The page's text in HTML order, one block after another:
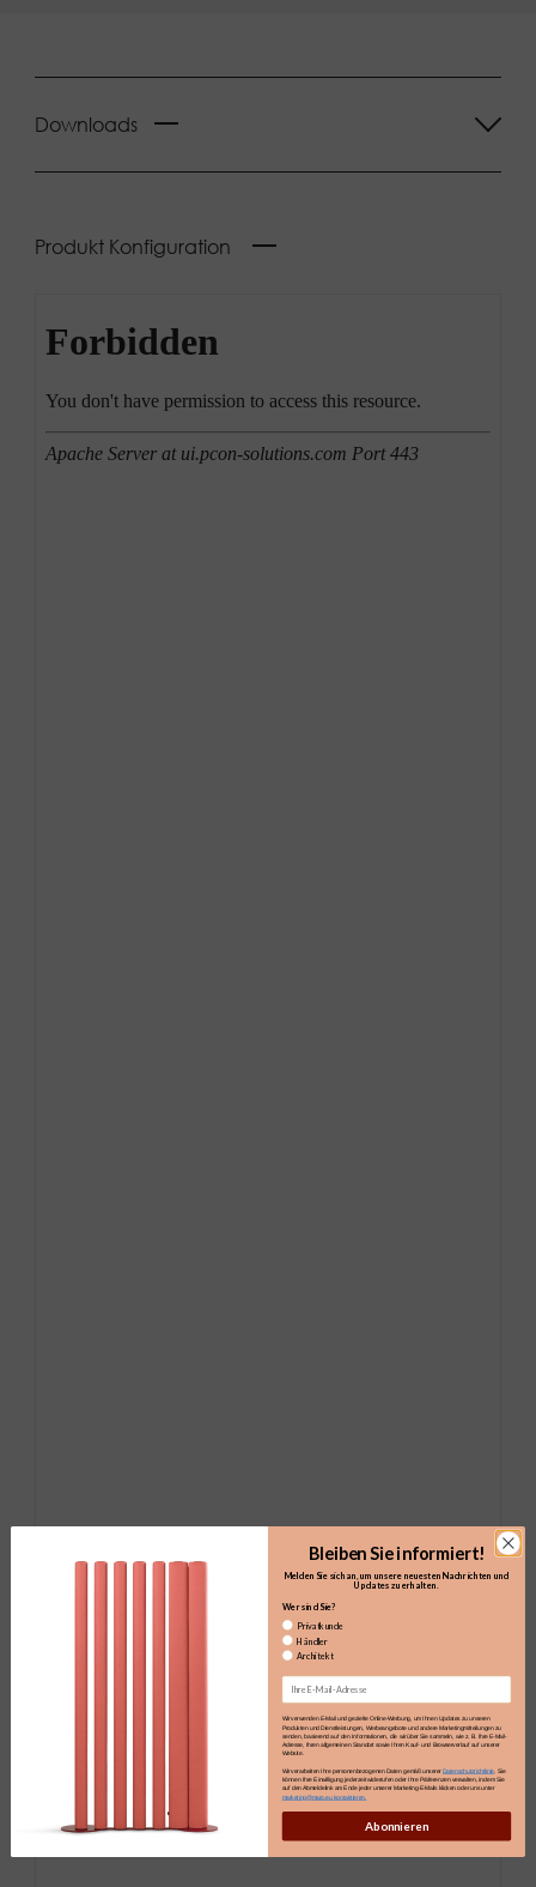
Downloads
Produkt Konfiguration
Bleiben Sie informiert!
Melden Sie sich an, um unsere neuesten Nachrichten und
Updates zu erhalten.​
Wer sind Sie?
Privatkunde
Händler
Architekt
Email
Wir verwenden E-Mail und gezielte Online-Werbung, um Ihnen Updates zu unseren
Produkten und Dienstleistungen, Werbeangebote und andere Marketingmitteilungen zu
senden, basierend auf den Informationen, die wir über Sie sammeln, wie z. B. Ihre E-Mail-
Adresse, Ihren allgemeinen Standort sowie Ihren Kauf- und Browserverlauf auf unserer
Website.
Wir verarbeiten Ihre personenbezogenen Daten gemäß unsererDatenschutzrichtlinie . Sie
können Ihre Einwilligung jederzeit widerrufen oder Ihre Präferenzen verwalten, indem Sie
auf den Abmeldelink am Ende jeder unserer Marketing-E-Mails klicken oder uns unter
marketing@maro.eu kontaktieren.
Abonnieren